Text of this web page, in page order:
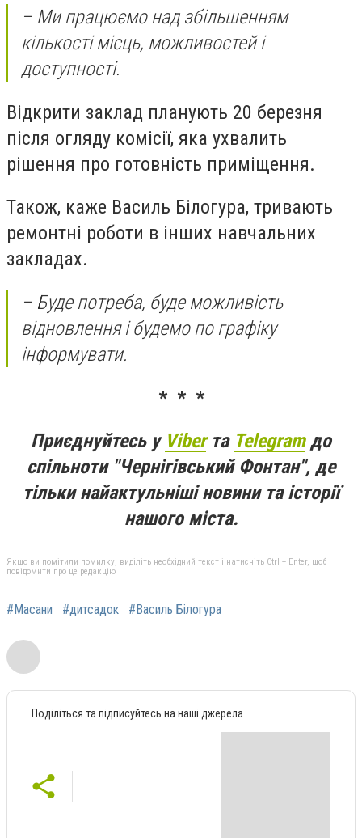
– Ми працюємо над збільшенням
кількості місць, можливостей і
доступності.
Відкрити заклад планують 20 березня
після огляду комісії, яка ухвалить
рішення про готовність приміщення.
Також, каже Василь Білогура, тривають
ремонтні роботи в інших навчальних
закладах.
– Буде потреба, буде можливість
відновлення і будемо по графіку
інформувати.
* * *
Приєднуйтесь у Viberта Telegramдо
спільноти "Чернігівський Фонтан", де
тільки найактульніші новини та історії
нашого міста.
Якщо ви помітили помилку, виділіть необхідний текст і натисніть Ctrl + Enter, щоб
повідомити про це редакцію
#Масани #дитсадок #Василь Білогура
Поділіться та підписуйтесь на наші джерела